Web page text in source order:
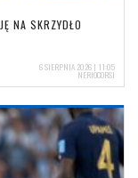
NA SKRZYDŁO
6 SIERPNIA 2026 | 11:05
NERIOCORSI